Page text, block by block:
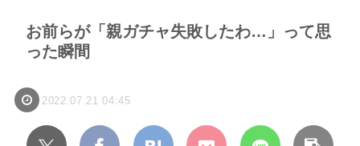
お前らが「親ガチャ失敗したわ…」って思
った瞬間
2022.07.21 04:45